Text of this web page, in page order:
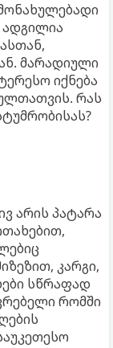
ადგილია
მარადიული
იქნება
რას
არის პატარა
კარგი,
სწრაფად
რომში